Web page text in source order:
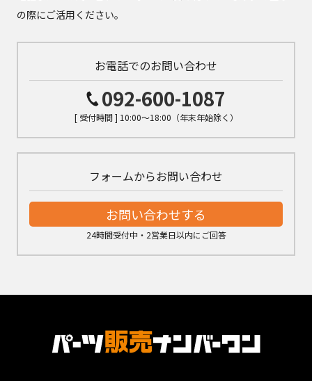
の際にご活用ください。
お電話でのお問い合わせ
092-600-1087
[ 受付時間 ] 10:00～18:00（年末年始除く）
フォームからお問い合わせ
お問い合わせする
24時間受付中・2営業日以内にご回答